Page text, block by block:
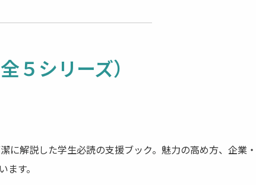
５シリーズ）
に解説した学生必読の支援ブック。魅力の高め方、企業
す。